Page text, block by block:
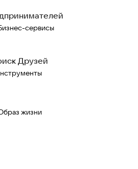
сервисы
Друзей
жизни